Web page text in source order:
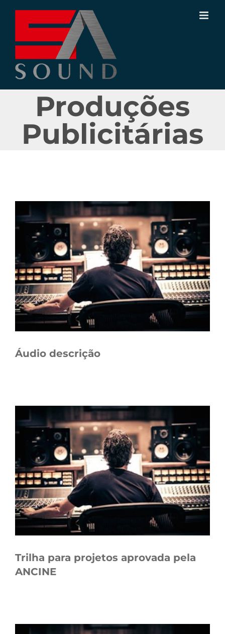
conteúdo
Produções
Publicitárias
Áudio descrição
Trilha para projetos aprovada pela
ANCINE